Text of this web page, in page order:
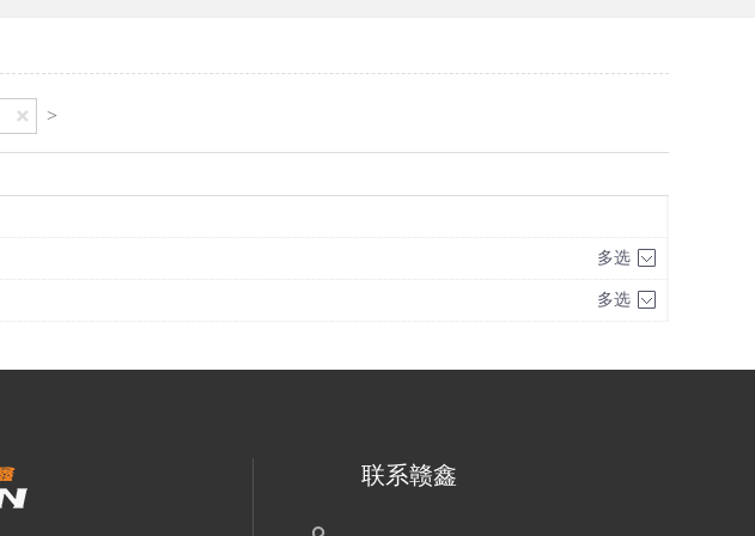
>
多选
多选
联系赣鑫